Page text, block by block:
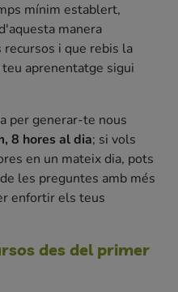
mínim establert,
manera
i que rebis la
aprenentatge sigui
per generar-te nous
8 hores al dia; si vols
en un mateix dia, pots
les preguntes amb més
enfortir els teus
des del primer